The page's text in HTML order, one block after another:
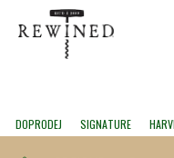
DOPRODEJ SIGNATURE